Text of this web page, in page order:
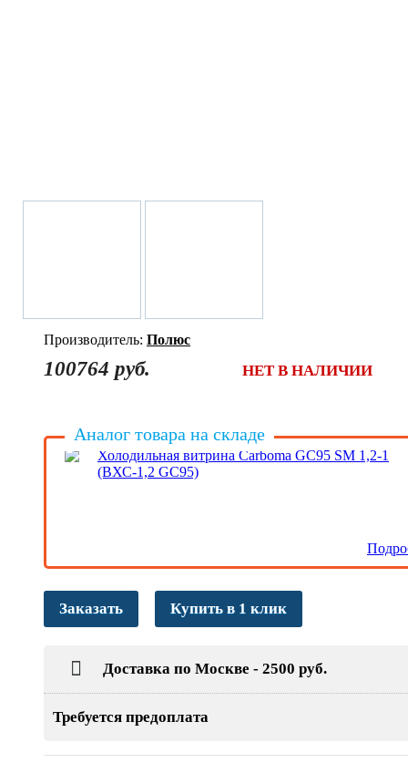
Производитель: Полюс
100764 руб. НЕТ В НАЛИЧИИ
Аналог товара на складе
Холодильная витрина Carboma GC95 SM 1,2-1
(ВХС-1,2 GC95)
Заказать Купить в 1 клик
Доставка по Москве - 2500 руб.
Требуется предоплата